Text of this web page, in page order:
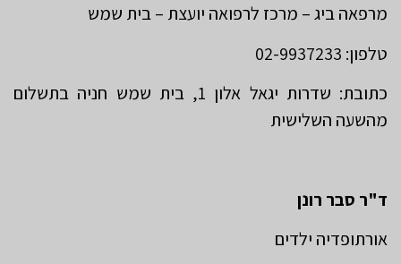
מרפאה ביג – מרכז לרפואה יועצת – בית שמש
טלפון: 02-9937233
כתובת: שדרות יגאל אלון 1, בית שמש חניה בתשלום
מהשעה השלישית
ד"ר סבר רונן
אורתופדיה ילדים